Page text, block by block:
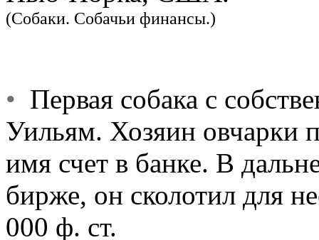
(Собаки. Собачьи финансы.)
• Первая собака с
Уильям. Хозяин овчарки
имя счет в банке. В
бирже, он сколотил для
000 ф. ст.